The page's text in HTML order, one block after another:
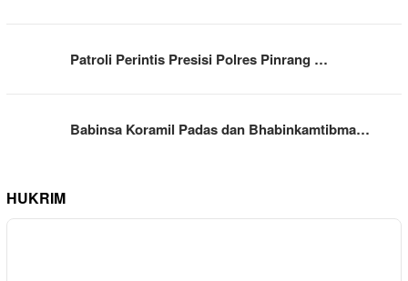
Patroli Perintis Presisi Polres Pinrang …
Babinsa Koramil Padas dan Bhabinkamtibma…
HUKRIM